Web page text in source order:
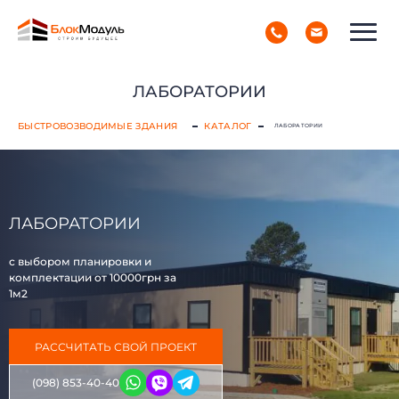
РУС
УКР
ЛАБОРАТОРИИ
БЫСТРОВОЗВОДИМЫЕ ЗДАНИЯ КАТАЛОГ ЛАБОРАТОРИИ
ЛАБОРАТОРИИ
с выбором планировки и
комплектации от 10000грн за
1м2
РАССЧИТАТЬ СВОЙ ПРОЕКТ
(098) 853-40-40